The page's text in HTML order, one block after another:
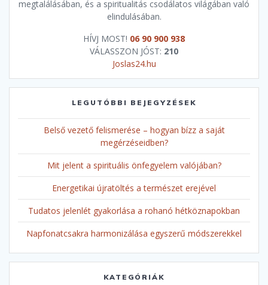
megtalálásában, és a spiritualitás csodálatos világában való
elindulásában.
HÍVJ MOST! 06 90 900 938
VÁLASSZON JÓST: 210
Joslas24.hu
LEGUTÓBBI BEJEGYZÉSEK
Belső vezető felismerése – hogyan bízz a saját
megérzéseidben?
Mit jelent a spirituális önfegyelem valójában?
Energetikai újratöltés a természet erejével
Tudatos jelenlét gyakorlása a rohanó hétköznapokban
Napfonatcsakra harmonizálása egyszerű módszerekkel
KATEGÓRIÁK